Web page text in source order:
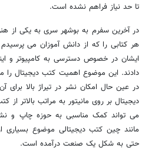
تا حد نیاز فراهم نشده است.
در آخرین سفرم به بوشهر سری به یکی از
هر کتابی را که از دانش آموزان می پرسیدم
ایشان در خصوص دسترسی به کامپیوتر و
دادند. این موضوع اهمیت کتب دیجیتال را
در عین حال امکان نشر در تیراژ بالا
دیجیتال بر روی مانیتور به مراتب بالاتر
می تواند کمک مناسبی به حوزه چاپ و
مانند چین کتب دیجیتالی موضوع
حتی به شکل یک صنعت درآمده است.